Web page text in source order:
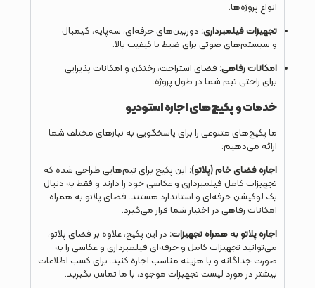
انواع پروژه‌ها.
تجهیزات فیلمبرداری: دوربین‌های حرفه‌ای، سه‌پایه، گیمبال
و سیستم‌های صوتی برای ضبط با کیفیت بالا.
امکانات رفاهی: فضای استراحت، رختکن و امکانات پذیرایی
برای راحتی تیم شما در طول پروژه.
خدمات و پکیج‌های اجاره استودیو
ما پکیج‌های متنوعی را برای پاسخگویی به نیازهای مختلف شما
ارائه می‌دهیم:
اجاره فضای خام (پلاتو): این پکیج برای تیم‌هایی طراحی شده که
تجهیزات کامل فیلمبرداری و عکاسی خود را دارند و فقط به دنبال
یک لوکیشن حرفه‌ای و استاندارد هستند. فضای پلاتو به همراه
امکانات رفاهی در اختیار شما قرار می‌گیرد.
اجاره پلاتو به همراه تجهیزات: در این پکیج، علاوه بر فضای پلاتو،
می‌توانید تجهیزات کامل و حرفه‌ای فیلمبرداری و عکاسی را به
صورت جداگانه و با هزینه مناسب اجاره کنید. برای کسب اطلاعات
بیشتر در مورد لیست تجهیزات موجود، با ما تماس بگیرید.